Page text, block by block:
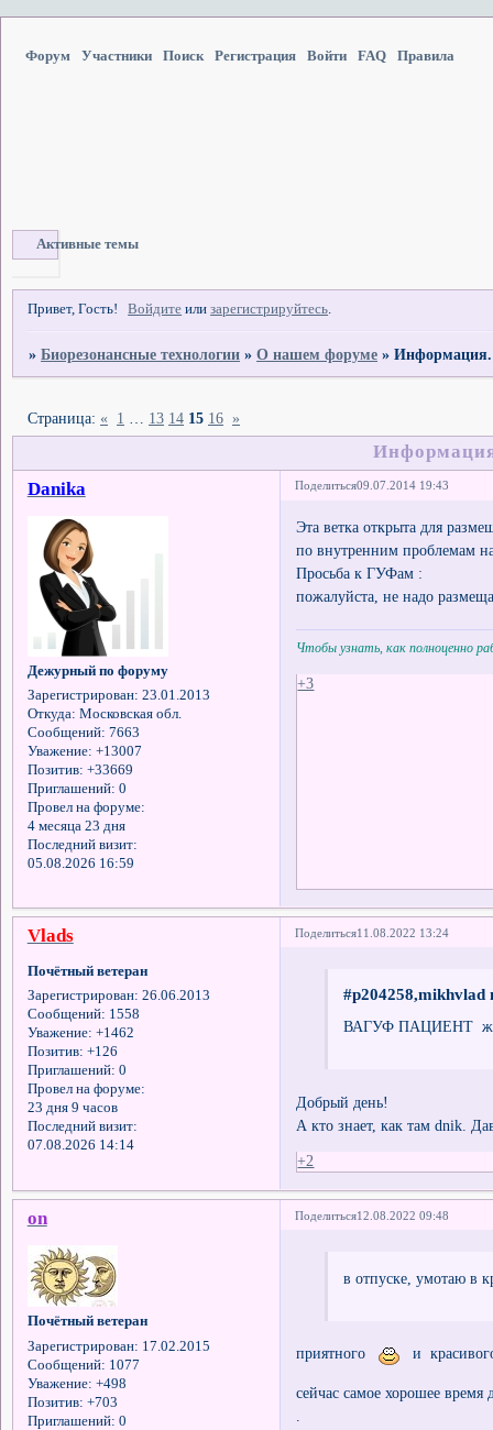
Форум Участники Поиск Регистрация Войти FAQ Правила
Активные темы
Привет, Гость! Войдите илизарегистрируйтесь.
»Биорезонансные технологии »О нашем форуме »
Страница: « 1 … 13 14 15 16 »
Поделиться09.07.2014 19:43
Danika
Дежурный по форуму
Зарегистрирован: 23.01.2013
Откуда: Московская обл.
Сообщений: 7663
Уважение: +13007
Позитив: +33669
Приглашений: 0
Провел на форуме:
4 месяца 23 дня
Последний визит:
05.08.2026 16:59
Эта ветка открыта для
по внутренним проблемам
Просьба к ГУФам :
пожалуйста, не надо
Чтобы узнать, как полноценно
+3
Поделиться11.08.2022 13:24
Vlads
Почётный ветеран
Зарегистрирован: 26.06.2013
Сообщений: 1558
Уважение: +1462
Позитив: +126
Приглашений: 0
Провел на форуме:
23 дня 9 часов
Последний визит:
07.08.2026 14:14
#p204258,mikhvlad
ВАГУФ ПАЦИЕНТ
Добрый день!
А кто знает, как там dnik.
+2
Поделиться12.08.2022 09:48
on
Почётный ветеран
Зарегистрирован: 17.02.2015
Сообщений: 1077
Уважение: +498
Позитив: +703
Приглашений: 0
в отпуске, умотаю в
приятного и
сейчас самое хорошее
.